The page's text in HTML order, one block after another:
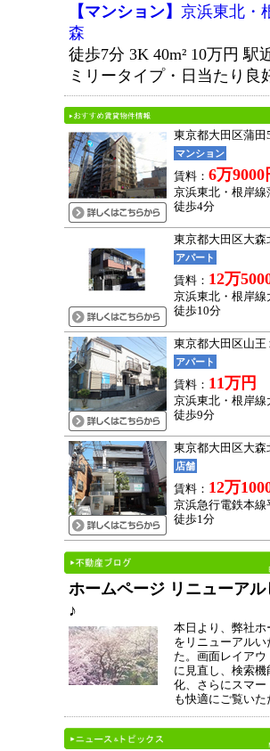
【マンション】 京浜東北・
森
徒歩7分 3K 40m² 10万円 駅
ミリータイプ・日当たり良
東京都大田区蒲田
マンション
賃料： 6万9000
京浜東北・根岸線
徒歩4分
東京都大田区大森
アパート
賃料： 12万
京浜東北・根岸線
徒歩10分
東京都大田区山王
アパート
賃料： 11万円
京浜東北・根岸線
徒歩9分
東京都大田区大森
店舗
賃料： 12万
京浜急行電鉄本線
徒歩1分
ホームページ リニューアル
♪
本日より、弊社ホ
をリニューアルい
た。画面レイアウ
に見直し、検索機
化、さらにスマー
も快適にご覧いた
からも、お部屋さ
のお役に立てれ